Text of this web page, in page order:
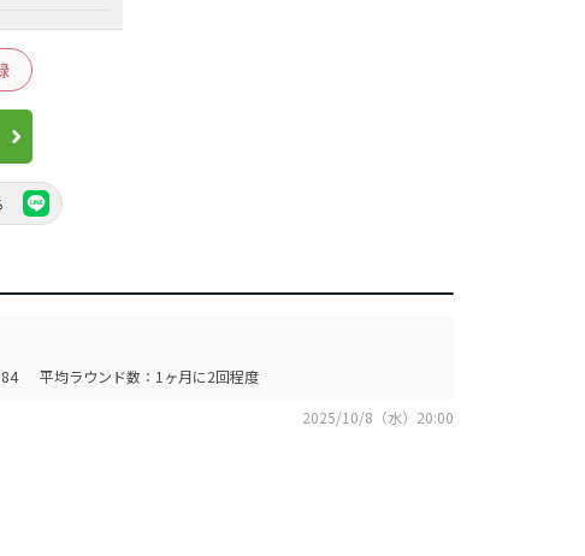
平均ラウンド数：1ヶ月に2回程度
2025/10/8（水）20:00